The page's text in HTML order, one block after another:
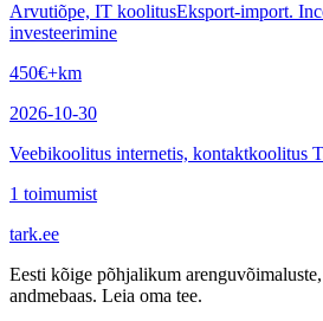
Arvutiõpe, IT koolitusEksport-import.
investeerimine
450€+km
2026-10-30
Veebikoolitus internetis, kontaktkoolitus
1 toimumist
tark.ee
Eesti kõige põhjalikum
andmebaas. Leia oma tee.